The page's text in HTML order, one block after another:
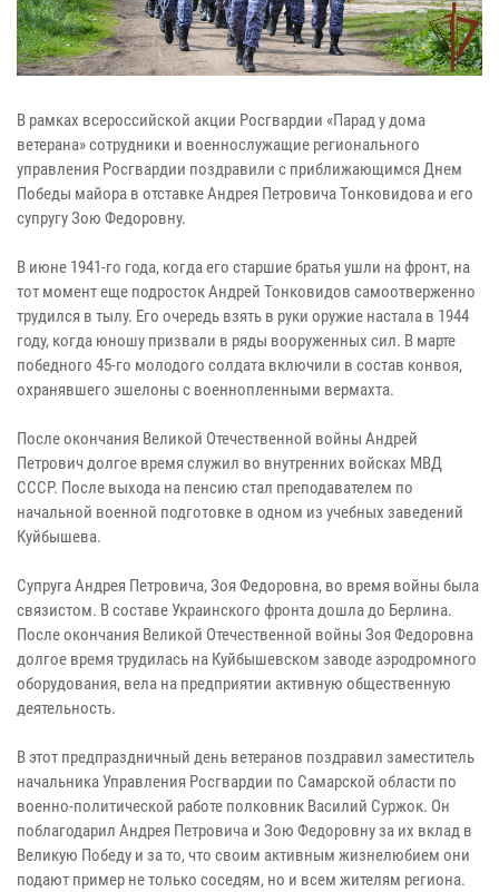
В рамках всероссийской акции Росгвардии «Парад у дома
ветерана» сотрудники и военнослужащие регионального
управления Росгвардии поздравили с приближающимся Днем
Победы майора в отставке Андрея Петровича Тонковидова и его
супругу Зою Федоровну.
В июне 1941-го года, когда его старшие братья ушли на фронт, на
тот момент еще подросток Андрей Тонковидов самоотверженно
трудился в тылу. Его очередь взять в руки оружие настала в 1944
году, когда юношу призвали в ряды вооруженных сил. В марте
победного 45-го молодого солдата включили в состав конвоя,
охранявшего эшелоны с военнопленными вермахта.
После окончания Великой Отечественной войны Андрей
Петрович долгое время служил во внутренних войсках МВД
СССР. После выхода на пенсию стал преподавателем по
начальной военной подготовке в одном из учебных заведений
Куйбышева.
Супруга Андрея Петровича, Зоя Федоровна, во время войны была
связистом. В составе Украинского фронта дошла до Берлина.
После окончания Великой Отечественной войны Зоя Федоровна
долгое время трудилась на Куйбышевском заводе аэродромного
оборудования, вела на предприятии активную общественную
деятельность.
В этот предпраздничный день ветеранов поздравил заместитель
начальника Управления Росгвардии по Самарской области по
военно-политической работе полковник Василий Суржок. Он
поблагодарил Андрея Петровича и Зою Федоровну за их вклад в
Великую Победу и за то, что своим активным жизнелюбием они
подают пример не только соседям, но и всем жителям региона.